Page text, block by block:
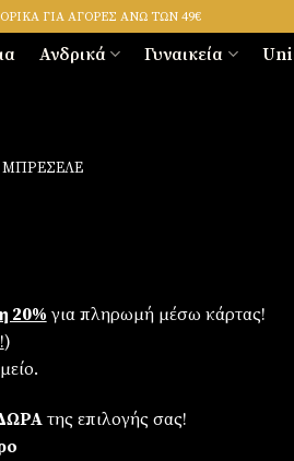
ΓΙΑ ΑΓΟΡΕΣ ΑΝΩ ΤΩΝ 49€
Ανδρικά Γυναικεία
ΜΠΡΕΣΕΛΈ
20% για πληρωμή μέσω κάρτας!
)
της επιλογής σας!